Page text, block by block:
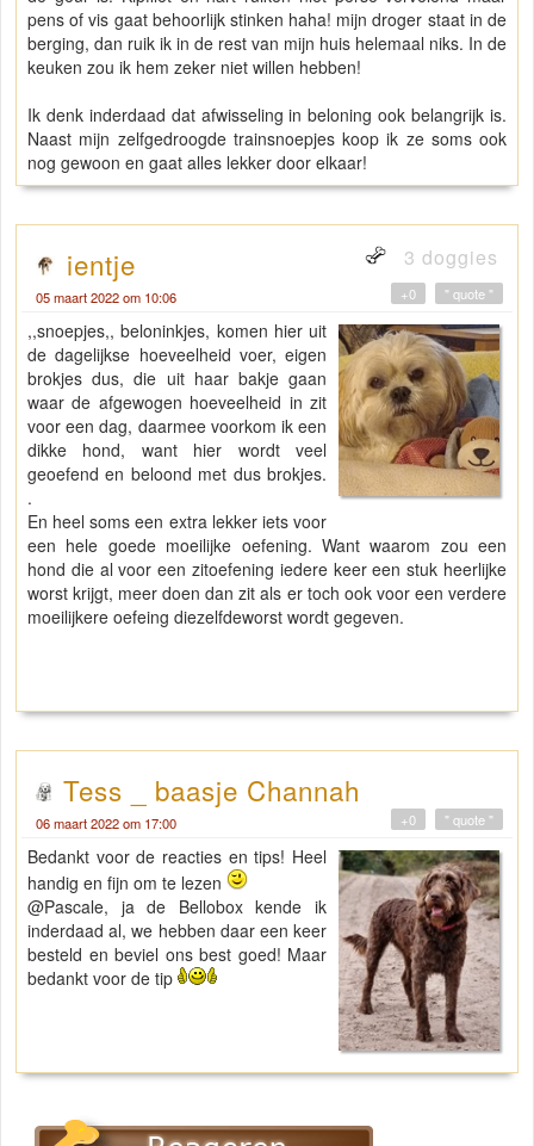
pens of vis gaat behoorlijk stinken haha! mijn droger staat in de
berging, dan ruik ik in de rest van mijn huis helemaal niks. In de
keuken zou ik hem zeker niet willen hebben!
Ik denk inderdaad dat afwisseling in beloning ook belangrijk is.
Naast mijn zelfgedroogde trainsnoepjes koop ik ze soms ook
nog gewoon en gaat alles lekker door elkaar!
ientje 3 doggies
05 maart 2022 om 10:06 " quote "
+0
,,snoepjes,, beloninkjes, komen hier uit
de dagelijkse hoeveelheid voer, eigen
brokjes dus, die uit haar bakje gaan
waar de afgewogen hoeveelheid in zit
voor een dag, daarmee voorkom ik een
dikke hond, want hier wordt veel
geoefend en beloond met dus brokjes.
.
En heel soms een extra lekker iets voor
een hele goede moeilijke oefening. Want waarom zou een
hond die al voor een zitoefening iedere keer een stuk heerlijke
worst krijgt, meer doen dan zit als er toch ook voor een verdere
moeilijkere oefeing diezelfdeworst wordt gegeven.
Tess _ baasje Channah
06 maart 2022 om 17:00 " quote "
+0
Bedankt voor de reacties en tips! Heel
handig en fijn om te lezen
@Pascale, ja de Bellobox kende ik
inderdaad al, we hebben daar een keer
besteld en beviel ons best goed! Maar
bedankt voor de tip